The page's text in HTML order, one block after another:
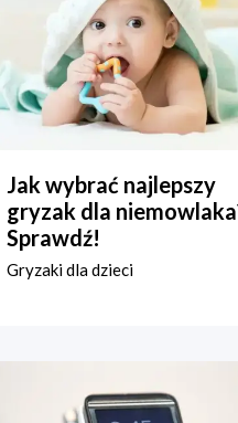
Jak wybrać najlepszy
gryzak dla
Sprawdź!
Gryzaki dla dzieci